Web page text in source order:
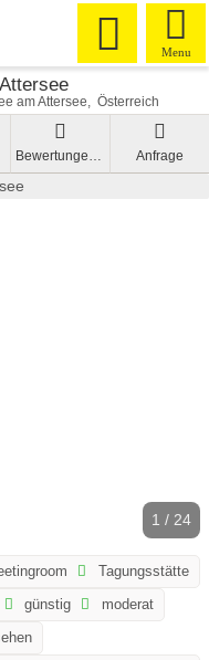
Menu
am Attersee Österreich
Bewertungen Anfrage
1 / 24
Tagungsstätte
günstig
moderat